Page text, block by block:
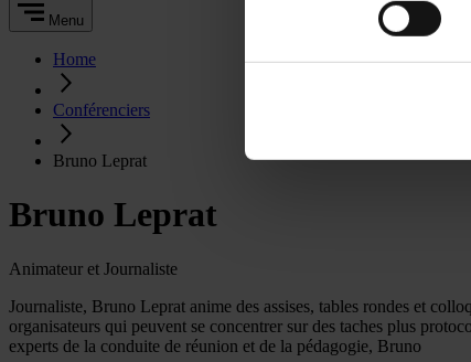
Menu
Home
Conférenciers
Bruno Leprat
Bruno Leprat
Animateur et Journaliste
Journaliste, Bruno Leprat anime des assises, tables rondes et
organisateurs qui peuvent se concentrer sur des taches plus
experts de la conduite de réunion et de la pédagogie, Bruno